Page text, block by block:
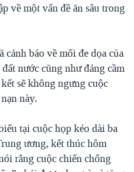
SÓNG TRỘM HẢI SÂM
VỌNG TỪ NÔNG THÔN MỸ
về một vấn đề ăn sâu trong
cảnh báo về mối đe dọa của
nước cũng như đảng cầm
sẽ không ngưng cuộc
này.
tại cuộc họp kéo dài ba
ương, kết thúc hôm
rằng cuộc chiến chống